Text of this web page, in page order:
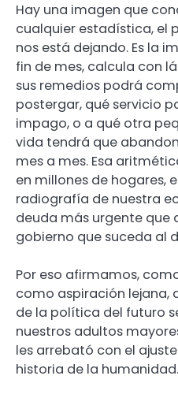
Hay una imagen que
cualquier estadística, el
nos está dejando. Es la
fin de mes, calcula con
sus remedios podrá
postergar, qué servicio
impago, o a qué otra
vida tendrá que
mes a mes. Esa
en millones de hogares,
radiografía de nuestra
deuda más urgente que
gobierno que suceda al
Por eso afirmamos,
como aspiración lejana,
de la política del futuro
nuestros adultos
les arrebató con el
historia de la humanidad.